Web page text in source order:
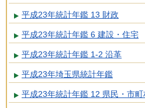
平成23年統計年鑑 13 財政
平成23年統計年鑑 6 建設・住宅
平成23年統計年鑑 1-2 沿革
平成23年埼玉県統計年鑑
平成23年統計年鑑 12 県民・市